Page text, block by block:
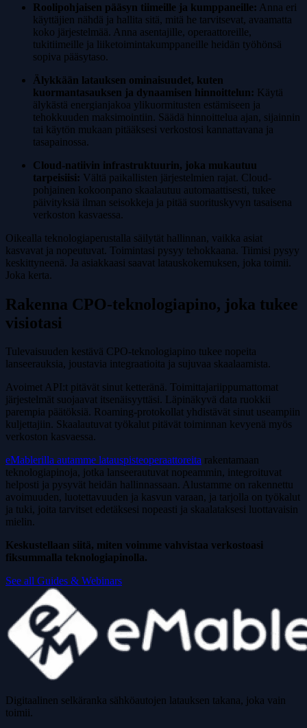
Roolipohjaisen pääsyn tiimeille ja kumppaneille: Anna eri
käyttäjien nähdä ja hallita sitä, mitä he tarvitsevat, avaamatta
koko järjestelmää. Anna asentajille, operaattoreille,
tukitiimeille ja liiketoimintakumppaneille heidän työhönsä
sopiva pääsytaso.
Älykkään latauksen ominaisuudet, kuten
kuormantasauksen ja dynaamisen hinnoittelun: Käytä
älykästä energianjakoa ylikuormitusten estämiseen ja
tehokkuuden maksimointiin. Säädä hinnoittelua ajan, sijainnin
tai käytön mukaan pitääksesi verkostosi kannattavana ja
tasapainossa.
Cloud-natiivin infrastruktuurin, joka mukautuu
tarpeisiisi: Vältä paikallisten järjestelmien rajat. Cloud-
pohjainen kokoonpano skaalautuu automaattisesti, tukee
päivityksiä ilman seisokkeja ja pitää suorituskyvyn tasaisena
verkoston kasvaessa.
Oikealla teknologiaperustalla säilytät hallinnan, vaikka asiat
kasvavat ja nopeutuvat. Toimintasi pysyy tehokkaana. Tiimisi pysyy
keskittyneenä. Ja asiakkaasi saavat latauskokemuksen, joka toimii.
Joka kerta.
Rakenna CPO-teknologiapino, joka tukee
visiotasi
Tulevaisuuden kestävä CPO-teknologiapino tukee nopeita
lanseerauksia, joustavia integraatioita ja sujuvaa skaalaamista.
Avoimet API:t pitävät sinut ketteränä. Toimittajariippumattomat
järjestelmät suojaavat itsenäisyyttäsi. Läpinäkyvä data ruokkii
parempia päätöksiä. Roaming-protokollat yhdistävät sinut useampiin
kuljettajiin. Skaalautuvat työkalut pitävät toiminnan kevyenä myös
verkoston kasvaessa.
eMablerilla autamme latauspisteoperaattoreita rakentamaan
teknologiapinoja, jotka lanseerautuvat nopeammin, integroituvat
helposti ja pysyvät heidän hallinnassaan. Alustamme on rakennettu
avoimuuden, luotettavuuden ja kasvun varaan, ja tarjolla on työkalut
ja tuki, joita tarvitset edetäksesi nopeasti ja skaalataksesi luottavaisin
mielin.
Keskustellaan siitä, miten voimme vahvistaa verkostoasi
fiksummalla teknologiapinolla.
See all Guides & Webinars
Digitaalinen selkäranka sähköautojen latauksen takana, joka vain
toimii.